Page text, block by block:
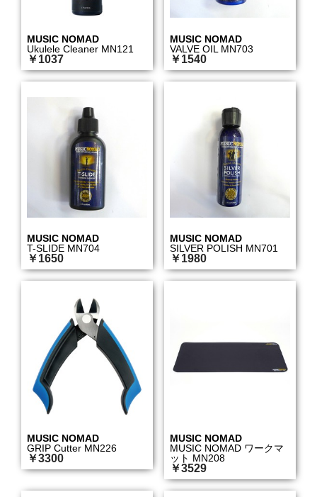
MUSIC NOMAD
Ukulele Cleaner MN121
￥1037
MUSIC NOMAD
VALVE OIL MN703
￥1540
MUSIC NOMAD
T-SLIDE MN704
￥1650
MUSIC NOMAD
SILVER POLISH MN701
￥1980
MUSIC NOMAD
GRIP Cutter MN226
￥3300
MUSIC NOMAD
MUSIC NOMAD ワークマ
ット MN208
￥3529